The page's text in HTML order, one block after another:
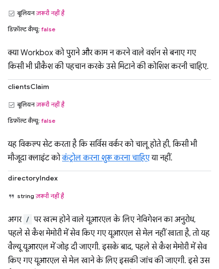
बूलियनज़रूरी नहीं है
डिफ़ॉल्ट वैल्यू: false
क्या Workbox को पुराने और काम न करने वाले वर्शन से बनाए गए
किसी भी प्रीकैश की पहचान करके उसे मिटाने की कोशिश करनी चाहिए.
clientsClaim
बूलियनज़रूरी नहीं है
डिफ़ॉल्ट वैल्यू: false
यह विकल्प सेट करता है कि सर्विस वर्कर को चालू होते ही, किसी भी
मौजूदा क्लाइंट कोकंट्रोल करना शुरू करना चाहिएया नहीं.
directoryIndex
stringज़रूरी नहीं है
अगर / पर खत्म होने वाले यूआरएल के लिए नेविगेशन का अनुरोध,
पहले से कैश मेमोरी में सेव किए गए यूआरएल से मेल नहीं खाता है, तो यह
वैल्यू यूआरएल में जोड़ दी जाएगी. इसके बाद, पहले से कैश मेमोरी में सेव
किए गए यूआरएल से मेल खाने के लिए इसकी जांच की जाएगी. इसे उस